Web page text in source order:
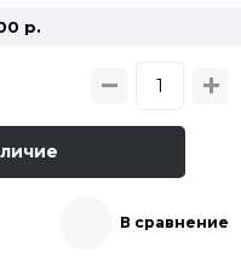
p.
В сравнение